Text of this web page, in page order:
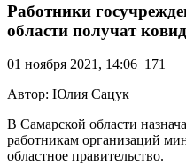
Работники
области получат
01 ноября 2021, 14:06 171
Автор: Юлия Сацук
В Самарской области
работникам организаций
областное правительство.